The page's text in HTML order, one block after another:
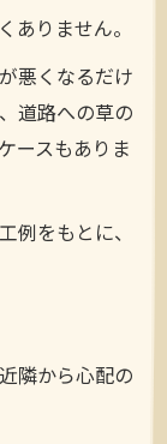
ありません。
悪くなるだけ
道路への草の
ースもありま
例をもとに、
隣から心配の